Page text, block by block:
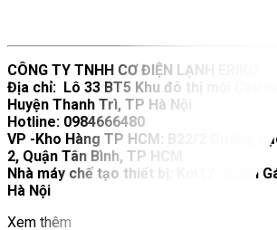
CÔNG TY TNHH CƠ ĐIỆN LẠNH ERIKO
Địa chỉ: Lô 33 BT5 Khu đô thị mới Cầu
Huyện Thanh Trì, TP Hà Nội
Hotline: 0984666480
VP -Kho Hàng TP HCM: B22/2 Đường
2, Quận Tân Bình, TP HCM
Nhà máy chế tạo thiết bị: Km17- Quán
Hà Nội
Xem thêm